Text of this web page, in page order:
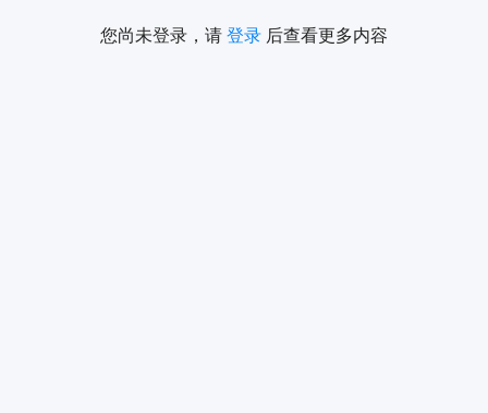
您尚未登录，请登录 后查看更多内容